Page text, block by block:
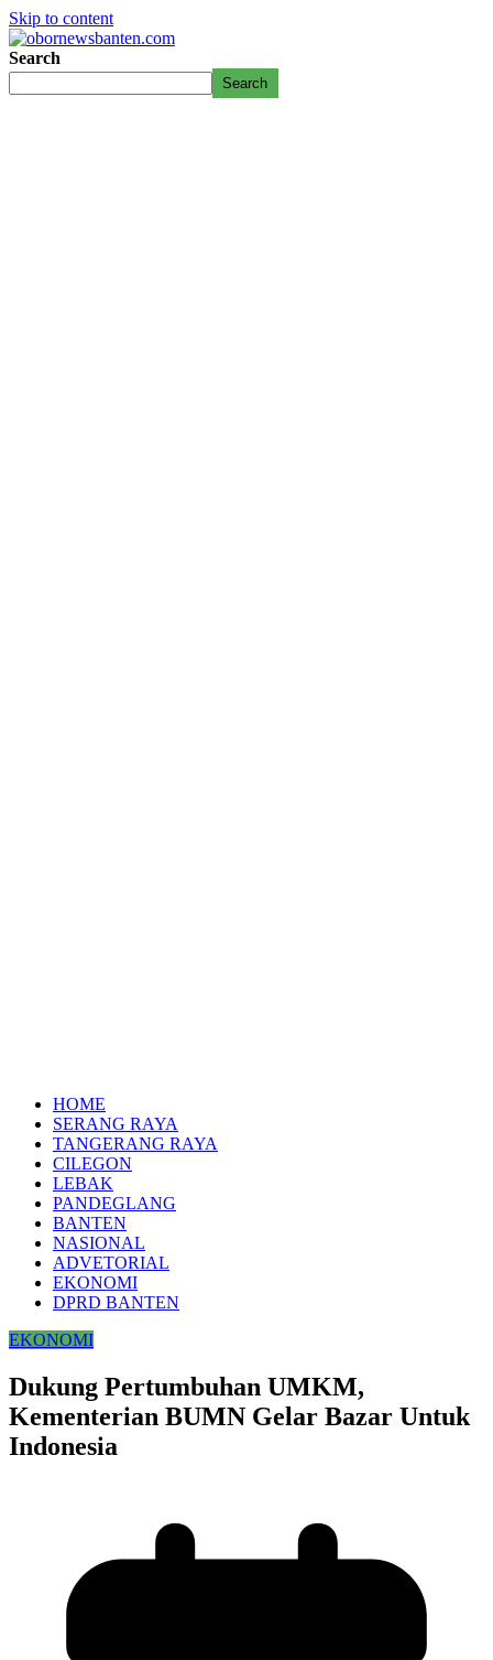
Skip to content
Search
Search
HOME
SERANG RAYA
TANGERANG RAYA
CILEGON
LEBAK
PANDEGLANG
BANTEN
NASIONAL
ADVETORIAL
EKONOMI
DPRD BANTEN
EKONOMI
Dukung Pertumbuhan UMKM,
Kementerian BUMN Gelar Bazar Untuk
Indonesia